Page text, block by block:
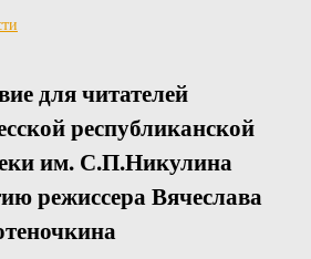
для читателей
республиканской
им. С.П.Никулина
режиссера Вячеслава